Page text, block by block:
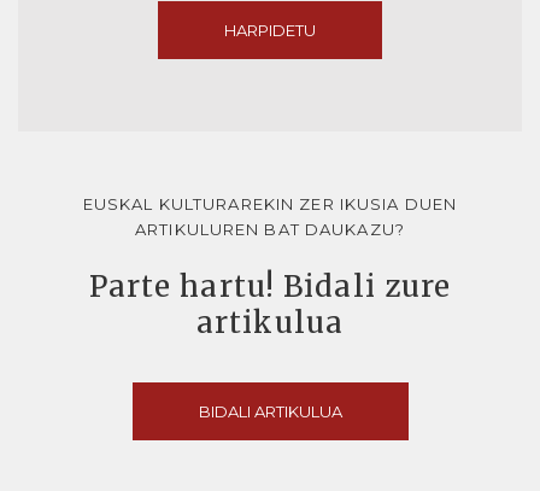
HARPIDETU
EUSKAL KULTURAREKIN ZER IKUSIA DUEN
ARTIKULUREN BAT DAUKAZU?
Parte hartu! Bidali zure
artikulua
BIDALI ARTIKULUA